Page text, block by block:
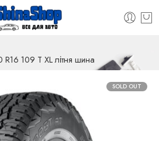
109 T XL літня шина
SOLD OUT